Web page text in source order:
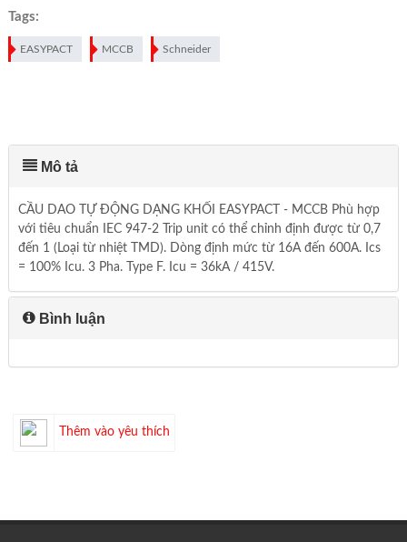
Tags:
EASYPACT MCCB Schneider
Mô tả
CẦU DAO TỰ ĐỘNG DẠNG KHỐI EASYPACT - MCCB Phù hợp
với tiêu chuẩn IEC 947-2 Trip unit có thể chỉnh định được từ 0,7
đến 1 (Loại từ nhiệt TMD). Dòng định mức từ 16A đến 600A. Ics
= 100% Icu. 3 Pha. Type F. Icu = 36kA / 415V.
Bình luận
Thêm vào yêu thích